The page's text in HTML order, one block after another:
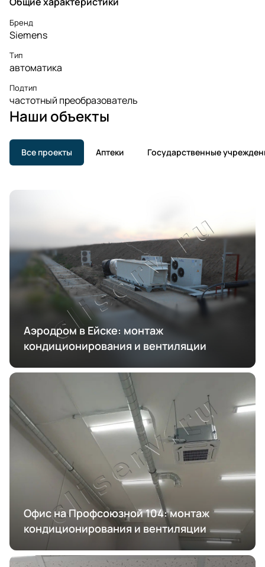
Бренд
Siemens
Тип
автоматика
Подтип
частотный преобразователь
Наши объекты
Все проекты Аптеки Государственные
Аэродром в Ейске: монтаж
кондиционирования и вентиляции
Офис на Профсоюзной 104: монтаж
кондиционирования и вентиляции